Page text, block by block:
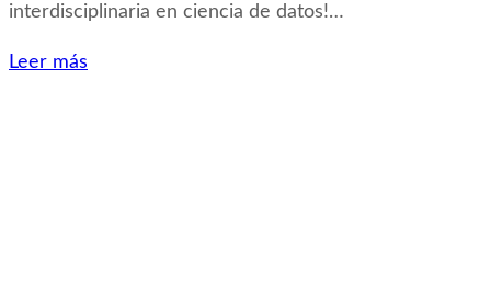
interdisciplinaria en ciencia de datos!…
Leer más